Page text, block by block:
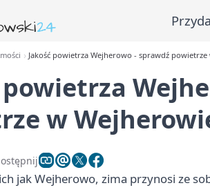
Jakość powietrza Wejherowo - sprawdź
powietrza
w
jak Wejherowo, zima przynosi ze